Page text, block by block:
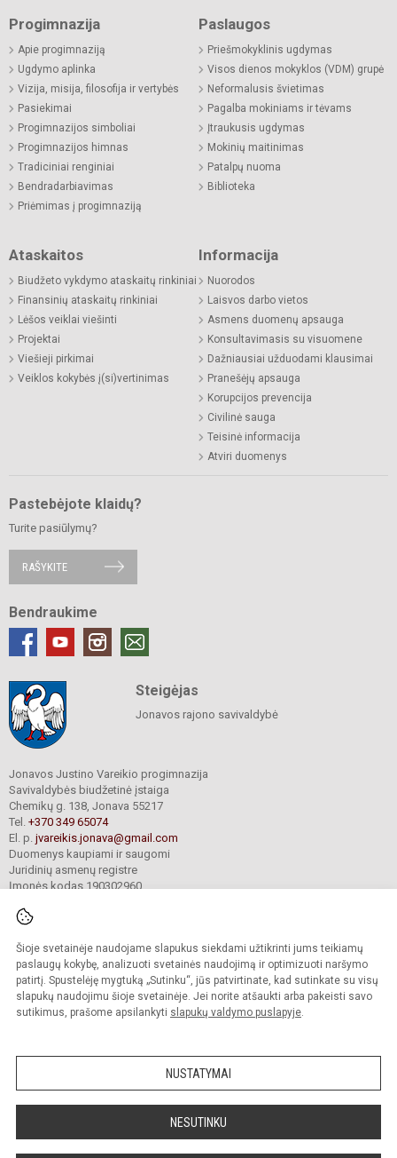
Šioje svetainėje naudojame slapukus siekdami užtikrinti jums teikiamų
paslaugų kokybę, analizuoti svetainės naudojimą ir optimizuoti naršymo
patirtį. Spustelėję mygtuką „Sutinku“, jūs patvirtinate, kad sutinkate su visų
slapukų naudojimu šioje svetainėje. Jei norite atšaukti arba pakeisti savo
sutikimus, prašome apsilankyti slapukų valdymo puslapyje.
NUSTATYMAI
NESUTINKU
Progimnazija
Apie progimnaziją
Ugdymo aplinka
Vizija, misija, filosofija ir vertybės
Pasiekimai
Progimnazijos simboliai
Progimnazijos himnas
Tradiciniai renginiai
Bendradarbiavimas
Priėmimas į progimnaziją
Paslaugos
Priešmokyklinis ugdymas
Visos dienos mokyklos (VDM) grupė
Neformalusis švietimas
Pagalba mokiniams ir tėvams
Įtraukusis ugdymas
Mokinių maitinimas
Patalpų nuoma
Biblioteka
Ataskaitos
Biudžeto vykdymo ataskaitų rinkiniai
Finansinių ataskaitų rinkiniai
Lėšos veiklai viešinti
Projektai
Viešieji pirkimai
Veiklos kokybės į(si)vertinimas
Informacija
Nuorodos
Laisvos darbo vietos
Asmens duomenų apsauga
Konsultavimasis su visuomene
Dažniausiai užduodami klausimai
Pranešėjų apsauga
Korupcijos prevencija
Civilinė sauga
Teisinė informacija
Atviri duomenys
Pastebėjote klaidų?
Turite pasiūlymų?
RAŠYKITE
Bendraukime
Steigėjas
Jonavos rajono savivaldybė
Jonavos Justino Vareikio progimnazija
Savivaldybės biudžetinė įstaiga
Chemikų g. 138, Jonava 55217
Tel. +370 349 65074
El. p. jvareikis.jonava@gmail.com
Duomenys kaupiami ir saugomi
Juridinių asmenų registre
Įmonės kodas 190302960
© 2024. Jonavos Justino Vareikio progimnazija. Visos teisės saugomos.
Kopijuoti turinį be raštiško įstaigos administracijos sutikimo griežtai draudžiama.
Prieinamumo paraiška Slapukų valdymas
Sumanus būdas atnaujinti